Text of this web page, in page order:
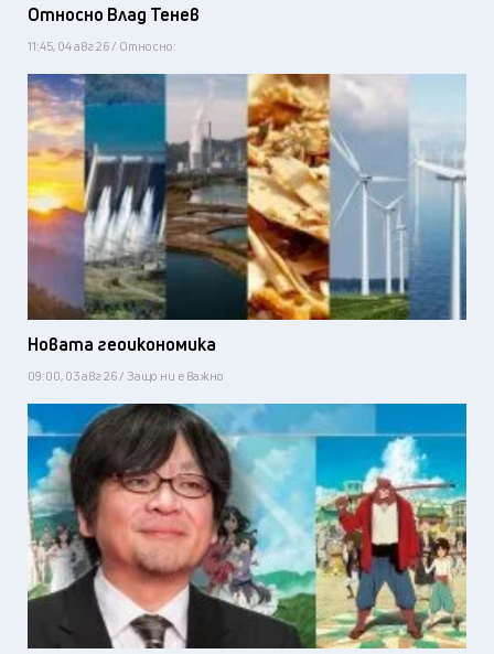
Относно Влад Тенев
11:45, 04 авг 26 / Относно:
Новата геоикономика
09:00, 03 авг 26 / Защо ни е важно